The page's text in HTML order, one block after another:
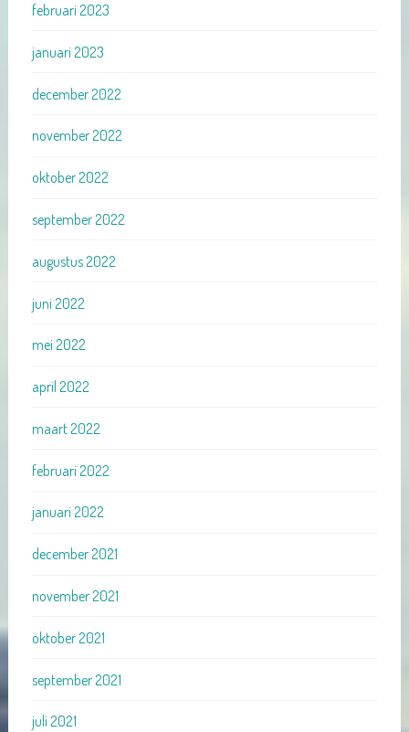
februari 2023
januari 2023
december 2022
november 2022
oktober 2022
september 2022
augustus 2022
juni 2022
mei 2022
april 2022
maart 2022
februari 2022
januari 2022
december 2021
november 2021
oktober 2021
september 2021
juli 2021